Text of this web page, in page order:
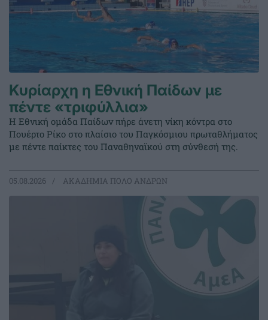
Κυρίαρχη η Εθνική Παίδων με
πέντε «τριφύλλια»
Η Εθνική ομάδα Παίδων πήρε άνετη νίκη κόντρα στο
Πουέρτο Ρίκο στο πλαίσιο του Παγκόσμιου πρωταθλήματος
με πέντε παίκτες του Παναθηναϊκού στη σύνθεσή της.
05.08.2026 ΑΚΑΔΗΜΙΑ ΠΟΛΟ ΑΝΔΡΩΝ